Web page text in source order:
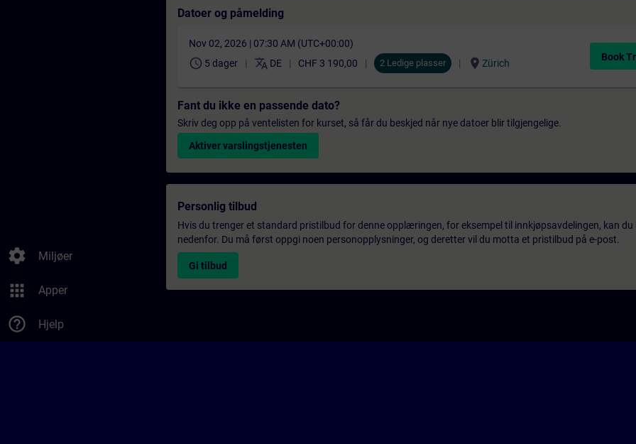
settings Miljøer
apps Apper
help_outline Hjelp
Datoer og påmelding
Nov 02, 2026 | 07:30 AM (UTC+00:00)
schedule 5 dager translate DE CHF 3 190,00 2 Ledige plasser location_on Zürich
Book
Fant du ikke en passende dato?
Skriv deg opp på ventelisten for kurset, så får du beskjed når nye datoer blir tilgjengelige.
Aktiver varslingstjenesten
Personlig tilbud
Hvis du trenger et standard pristilbud for denne opplæringen, for eksempel til innkjøpsavdelingen, kan du
nedenfor. Du må først oppgi noen personopplysninger, og deretter vil du motta et pristilbud på e-post.
Gi tilbud